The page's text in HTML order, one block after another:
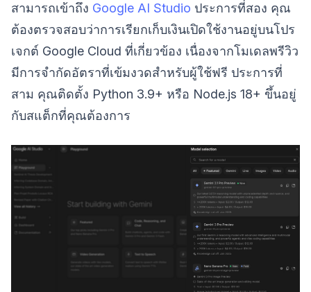
สามารถเข้าถึง Google AI Studio ประการที่สอง คุณ
ต้องตรวจสอบว่าการเรียกเก็บเงินเปิดใช้งานอยู่บนโปร
เจกต์ Google Cloud ที่เกี่ยวข้อง เนื่องจากโมเดลพรีวิว
มีการจำกัดอัตราที่เข้มงวดสำหรับผู้ใช้ฟรี ประการที่
สาม คุณติดตั้ง Python 3.9+ หรือ Node.js 18+ ขึ้นอยู่
กับสแต็กที่คุณต้องการ